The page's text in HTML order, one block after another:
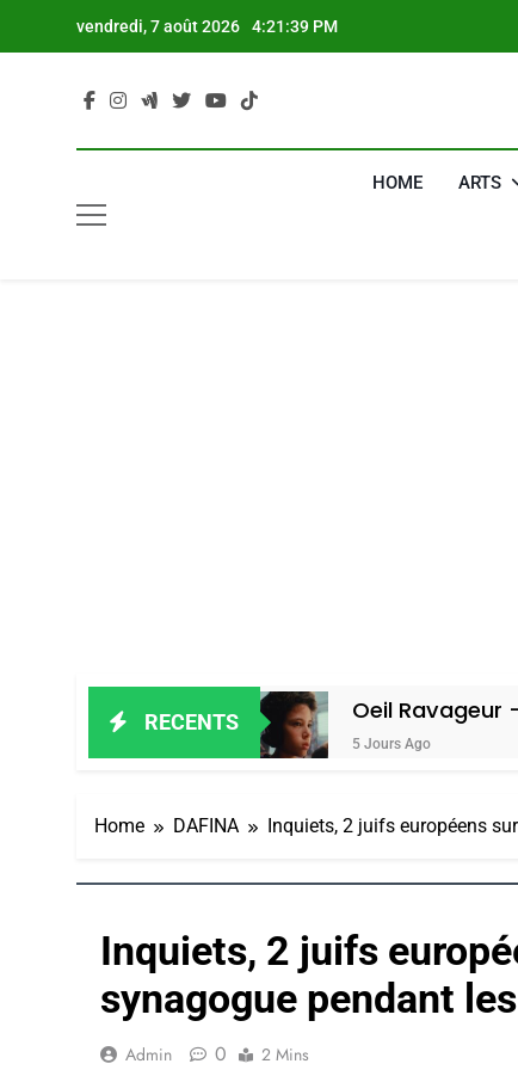
vendredi, 7 août 2026 4:21:40 PM
HOME ARTS
RECENTSOeil Ravageur – Vanessa
5 Jours Ago
Home DAFINA Inquiets, 2 juifs européens
Inquiets, 2 juifs
synagogue pendant
Admin 0 2 Mins